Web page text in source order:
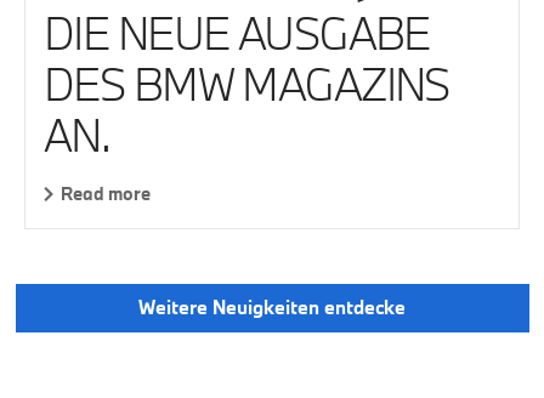
DIE NEUE AUSGABE
DES BMW MAGAZINS
AN.
Read more
Weitere Neuigkeiten entdecke